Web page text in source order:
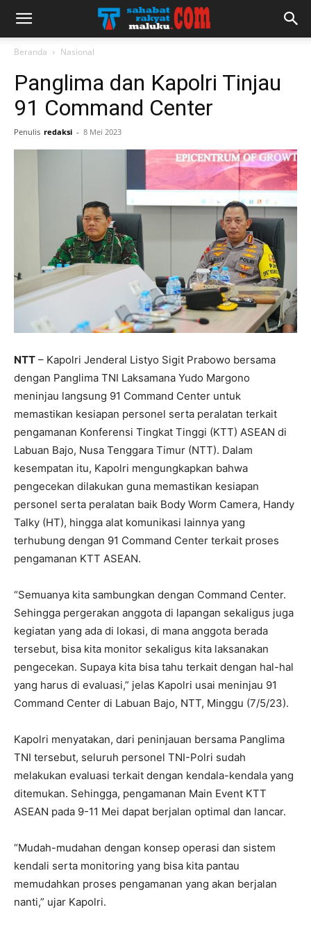
Beranda Nasional
Panglima dan Kapolri Tinjau
91 Command Center
Penulis redaksi - 8 Mei 2023
NTT – Kapolri Jenderal Listyo Sigit Prabowo bersama
dengan Panglima TNI Laksamana Yudo Margono
meninjau langsung 91 Command Center untuk
memastikan kesiapan personel serta peralatan terkait
pengamanan Konferensi Tingkat Tinggi (KTT) ASEAN di
Labuan Bajo, Nusa Tenggara Timur (NTT). Dalam
kesempatan itu, Kapolri mengungkapkan bahwa
pengecekan dilakukan guna memastikan kesiapan
personel serta peralatan baik Body Worm Camera, Handy
Talky (HT), hingga alat komunikasi lainnya yang
terhubung dengan 91 Command Center terkait proses
pengamanan KTT ASEAN.
“Semuanya kita sambungkan dengan Command Center.
Sehingga pergerakan anggota di lapangan sekaligus juga
kegiatan yang ada di lokasi, di mana anggota berada
tersebut, bisa kita monitor sekaligus kita laksanakan
pengecekan. Supaya kita bisa tahu terkait dengan hal-hal
yang harus di evaluasi,” jelas Kapolri usai meninjau 91
Command Center di Labuan Bajo, NTT, Minggu (7/5/23).
Kapolri menyatakan, dari peninjauan bersama Panglima
TNI tersebut, seluruh personel TNI-Polri sudah
melakukan evaluasi terkait dengan kendala-kendala yang
ditemukan. Sehingga, pengamanan Main Event KTT
ASEAN pada 9-11 Mei dapat berjalan optimal dan lancar.
“Mudah-mudahan dengan konsep operasi dan sistem
kendali serta monitoring yang bisa kita pantau
memudahkan proses pengamanan yang akan berjalan
nanti,” ujar Kapolri.